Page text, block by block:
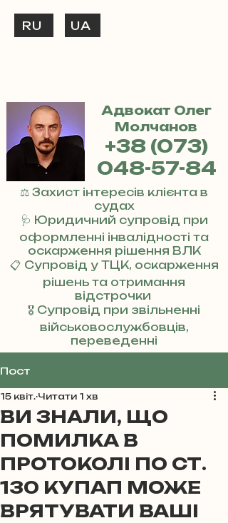
UA
RU
Адвокат Олег
Молчанов
+38 (073)
048-57-84
⚖️ Захист інтересів клієнта в
судах
🩺 Юридичний супровід при
оформленні інвалідності та
оскарження рішення ВЛК
📋 Супровід у ТЦК, оскарження
рішень та отримання
відстрочки
🎖 Супровід при звільненні
військовослужбовців,
переведенні
Реклама
Пост
ВИ ЗНАЛИ, ЩО
ПОМИЛКА В
ПРОТОКОЛІ ПО СТ.
130 КУПАП МОЖЕ
ВРЯТУВАТИ ВАШІ
15 квіт. Читати 1 хв